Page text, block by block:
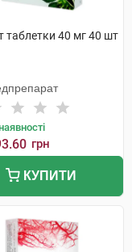
таблетки 40 мг 40 шт
грн
КУПИТИ